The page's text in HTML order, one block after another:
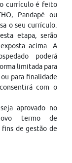
currículo é feito
Pandapé ou
o seu currículo.
etapa, serão
acima. A
poderá
limitada para
para finalidade
com o
aprovado no
termo de
de gestão de